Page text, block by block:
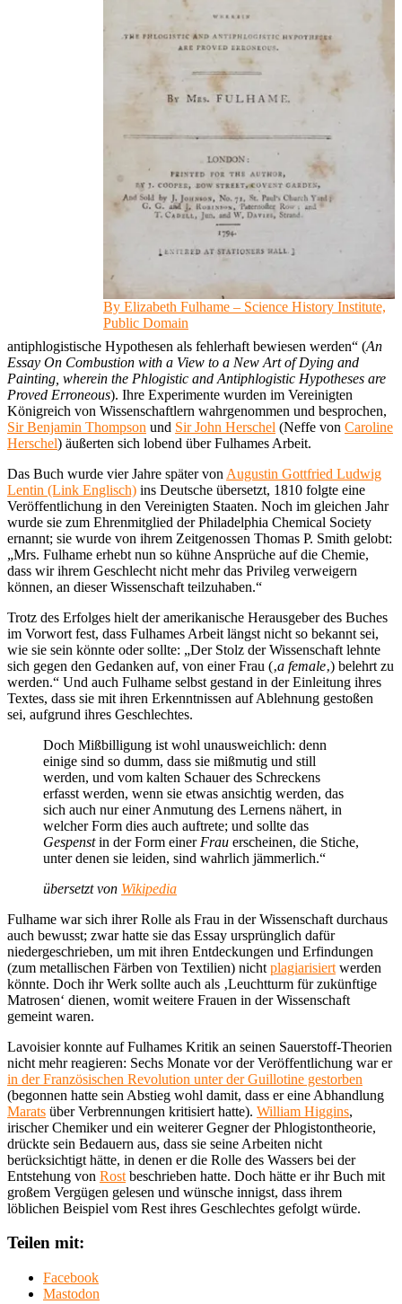
By Elizabeth Fulhame – Science History Institute,
Public Domain
antiphlogistische Hypothesen als fehlerhaft bewiesen werden“ (An
Essay On Combustion with a View to a New Art of Dying and
Painting, wherein the Phlogistic and Antiphlogistic Hypotheses are
Proved Erroneous). Ihre Experimente wurden im Vereinigten
Königreich von Wissenschaftlern wahrgenommen und besprochen,
Sir Benjamin Thompson und Sir John Herschel (Neffe von Caroline
Herschel) äußerten sich lobend über Fulhames Arbeit.
Das Buch wurde vier Jahre später von Augustin Gottfried Ludwig
Lentin (Link Englisch) ins Deutsche übersetzt, 1810 folgte eine
Veröffentlichung in den Vereinigten Staaten. Noch im gleichen Jahr
wurde sie zum Ehrenmitglied der Philadelphia Chemical Society
ernannt; sie wurde von ihrem Zeitgenossen Thomas P. Smith gelobt:
„Mrs. Fulhame erhebt nun so kühne Ansprüche auf die Chemie,
dass wir ihrem Geschlecht nicht mehr das Privileg verweigern
können, an dieser Wissenschaft teilzuhaben.“
Trotz des Erfolges hielt der amerikanische Herausgeber des Buches
im Vorwort fest, dass Fulhames Arbeit längst nicht so bekannt sei,
wie sie sein könnte oder sollte: „Der Stolz der Wissenschaft lehnte
sich gegen den Gedanken auf, von einer Frau (‚a female‚) belehrt zu
werden.“ Und auch Fulhame selbst gestand in der Einleitung ihres
Textes, dass sie mit ihren Erkenntnissen auf Ablehnung gestoßen
sei, aufgrund ihres Geschlechtes.
Doch Mißbilligung ist wohl unausweichlich: denn
einige sind so dumm, dass sie mißmutig und still
werden, und vom kalten Schauer des Schreckens
erfasst werden, wenn sie etwas ansichtig werden, das
sich auch nur einer Anmutung des Lernens nähert, in
welcher Form dies auch auftrete; und sollte das
Gespenstin der Form einer Frau erscheinen, die Stiche,
unter denen sie leiden, sind wahrlich jämmerlich.“
übersetzt von Wikipedia
Fulhame war sich ihrer Rolle als Frau in der Wissenschaft durchaus
auch bewusst; zwar hatte sie das Essay ursprünglich dafür
niedergeschrieben, um mit ihren Entdeckungen und Erfindungen
(zum metallischen Färben von Textilien) nicht plagiarisiert werden
könnte. Doch ihr Werk sollte auch als ‚Leuchtturm für zukünftige
Matrosen‘ dienen, womit weitere Frauen in der Wissenschaft
gemeint waren.
Lavoisier konnte auf Fulhames Kritik an seinen Sauerstoff-Theorien
nicht mehr reagieren: Sechs Monate vor der Veröffentlichung war er
in der Französischen Revolution unter der Guillotine gestorben
(begonnen hatte sein Abstieg wohl damit, dass er eine Abhandlung
Marats über Verbrennungen kritisiert hatte). William Higgins,
irischer Chemiker und ein weiterer Gegner der Phlogistontheorie,
drückte sein Bedauern aus, dass sie seine Arbeiten nicht
berücksichtigt hätte, in denen er die Rolle des Wassers bei der
Entstehung von Rost beschrieben hatte. Doch hätte er ihr Buch mit
großem Vergügen gelesen und wünsche innigst, dass ihrem
löblichen Beispiel vom Rest ihres Geschlechtes gefolgt würde.
Teilen mit:
Facebook
Mastodon